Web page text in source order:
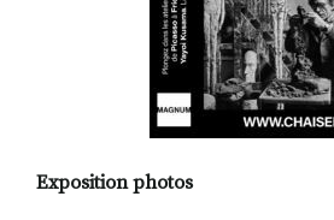
Exposition photos